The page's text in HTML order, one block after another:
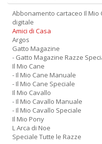
Abbonamento cartaceo Il Mio
digitale
Amici di Casa
Argos
Gatto Magazine
- Gatto Magazine Razze
Il Mio Cane
- Il Mio Cane Manuale
- Il Mio Cane Speciale
Il Mio Cavallo
- Il Mio Cavallo Manuale
- Il Mio Cavallo Speciale
Il Mio Pony
L Arca di Noe
Speciale Tutte le Razze